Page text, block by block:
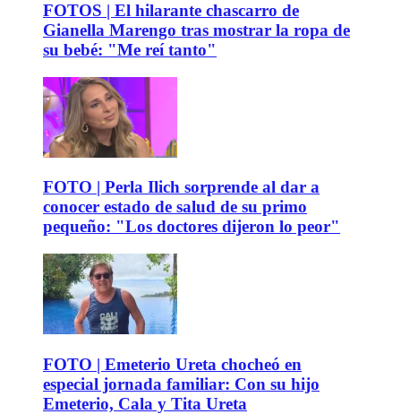
FOTOS | El hilarante chascarro de
Gianella Marengo tras mostrar la ropa de
su bebé: "Me reí tanto"
FOTO | Perla Ilich sorprende al dar a
conocer estado de salud de su primo
pequeño: "Los doctores dijeron lo peor"
FOTO | Emeterio Ureta chocheó en
especial jornada familiar: Con su hijo
Emeterio, Cala y Tita Ureta